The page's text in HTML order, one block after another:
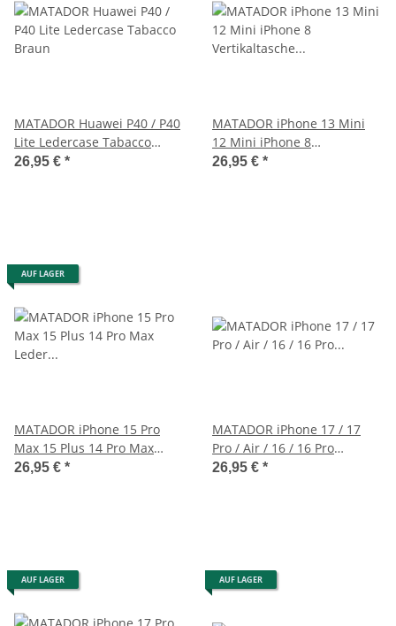
MATADOR Huawei P40 / P40
Lite Ledercase Tabacco
Braun
26,95 € *
MATADOR iPhone 13 Mini
12 Mini iPhone 8
Vertikaltasche Leder
26,95 € *
AUF LAGER
MATADOR iPhone 15 Pro
Max 15 Plus 14 Pro Max
Leder Schutztasche Braun
26,95 € *
MATADOR iPhone 17 / 17
Pro / Air / 16 / 16 Pro
Ledertasche Schwarz
26,95 € *
AUF LAGER AUF LAGER